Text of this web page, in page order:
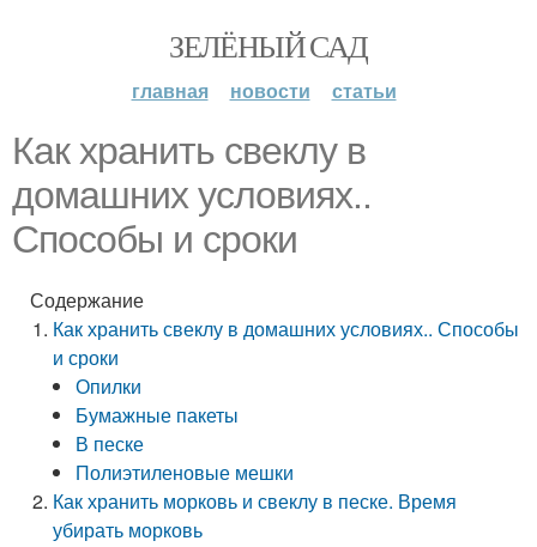
ЗЕЛЁНЫЙ САД
главная новости статьи
Как хранить свеклу в
домашних условиях..
Способы и сроки
Содержание
Как хранить свеклу в домашних условиях.. Способы
и сроки
Опилки
Бумажные пакеты
В песке
Полиэтиленовые мешки
Как хранить морковь и свеклу в песке. Время
убирать морковь